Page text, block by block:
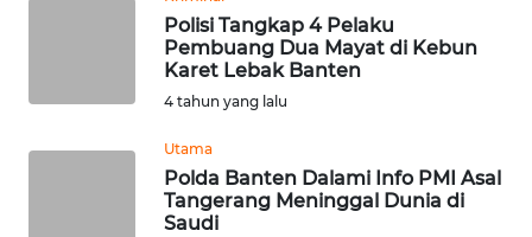
Polisi Tangkap 4 Pelaku
Pembuang Dua Mayat di Kebun
Karet Lebak Banten
4 tahun yang lalu
Utama
Polda Banten Dalami Info PMI Asal
Tangerang Meninggal Dunia di
Saudi
WN